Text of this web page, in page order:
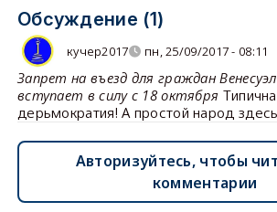
Обсуждение (1)
кучер2017 пн, 25/09/2017 - 08:11
Запрет на въезд для граждан
вступает в силу с 18 октября
дерьмократия! А простой народ
Авторизуйтесь, чтобы
комментарии